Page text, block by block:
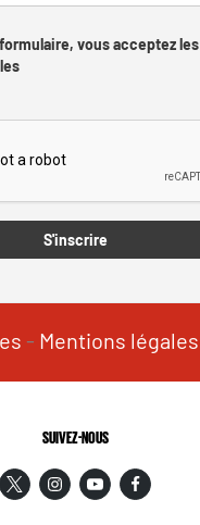
vous acceptez les
S'inscrire
- Mentions légales
SUIVEZ-NOUS